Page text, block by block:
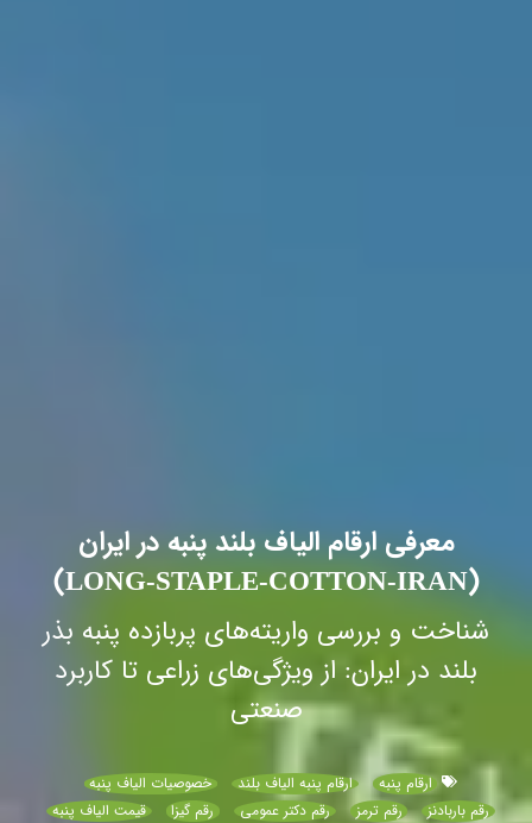
معرفی ارقام الیاف بلند پنبه در ایران
(LONG-STAPLE-COTTON-IRAN)
شناخت و بررسی واریته‌های پربازده پنبه بذر
بلند در ایران: از ویژگی‌های زراعی تا کاربرد
صنعتی
ارقام پنبه ارقام پنبه الیاف بلند
خصوصیات الیاف پنبه
رقم باربادنز
رقم ترمز رقم دکتر عمومی رقم گیزا
قیمت الیاف پنبه